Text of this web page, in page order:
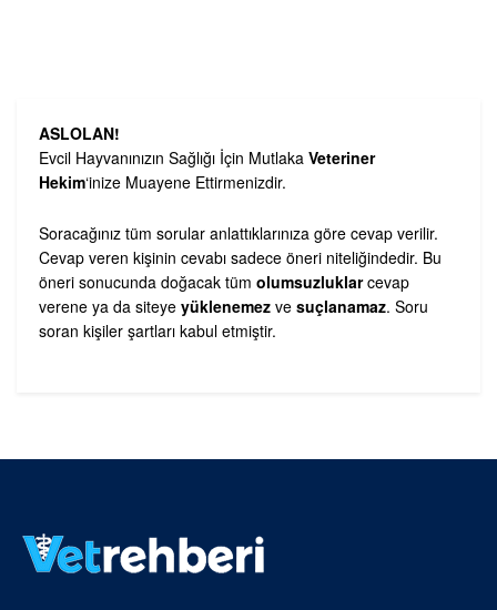
ASLOLAN!
Evcil Hayvanınızın Sağlığı İçin Mutlaka Veteriner
Hekim‘inize Muayene Ettirmenizdir.
Soracağınız tüm sorular anlattıklarınıza göre cevap verilir.
Cevap veren kişinin cevabı sadece öneri niteliğindedir. Bu
öneri sonucunda doğacak tüm olumsuzluklarcevap
verene ya da siteye yüklenemez ve suçlanamaz. Soru
soran kişiler şartları kabul etmiştir.